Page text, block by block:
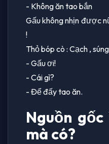
- Không ăn tao bắn
Gấu không nhịn được
!
Thỏ bóp cò : Cạch ,
- Gấu ơi!
- Cái gì?
- Để đấy tao ăn.
Nguồn
mà có?